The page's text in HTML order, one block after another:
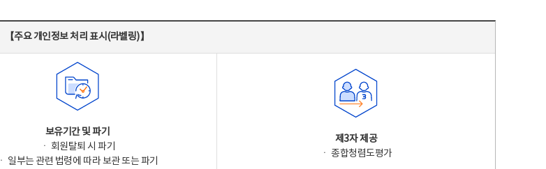
【주요 개인정보 처리 표시(라벨링)】
보유기간 및 파기
ㆍ 회원탈퇴 시 파기
ㆍ 일부는 관련 법령에 따라 보관 또는 파기
제3자 제공
ㆍ 종합청렴도평가